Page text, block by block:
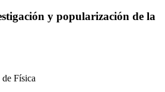
y popularización de la
Física